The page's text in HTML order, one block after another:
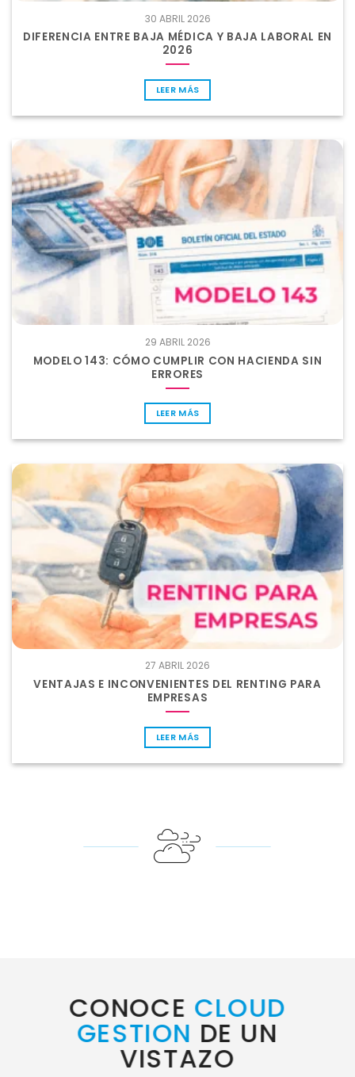
30 ABRIL 2026
DIFERENCIA ENTRE BAJA MÉDICA Y BAJA LABORAL EN
2026
LEER MÁS
29 ABRIL 2026
MODELO 143: CÓMO CUMPLIR CON HACIENDA SIN
ERRORES
LEER MÁS
27 ABRIL 2026
VENTAJAS E INCONVENIENTES DEL RENTING PARA
EMPRESAS
LEER MÁS
CONOCE CLOUD
GESTION DE UN
VISTAZO